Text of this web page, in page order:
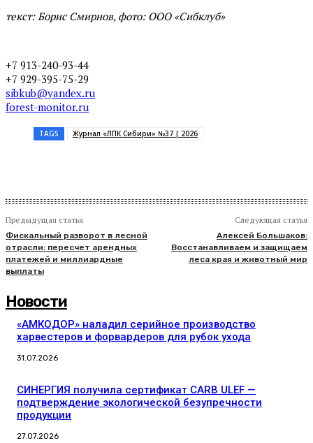
текст: Борис Смирнов, фото: ООО «Сибклуб»
+7 913-240-93-44
+7 929-395-75-29
sibkub@yandex.ru
forest-monitor.ru
TAGS Журнал «ЛПК Сибири» №37 | 2026
Предыдущая статья
Фискальный разворот в лесной
отрасли: пересчет арендных
платежей и миллиардные
выплаты
Следующая статья
Алексей Большаков:
Восстанавливаем и защищаем
леса края и животный мир
Новости
«АМКОДОР» наладил серийное производство
харвестеров и форвардеров для рубок ухода
31.07.2026
СИНЕРГИЯ получила сертификат CARB ULEF —
подтверждение экологической безупречности
продукции
27.07.2026